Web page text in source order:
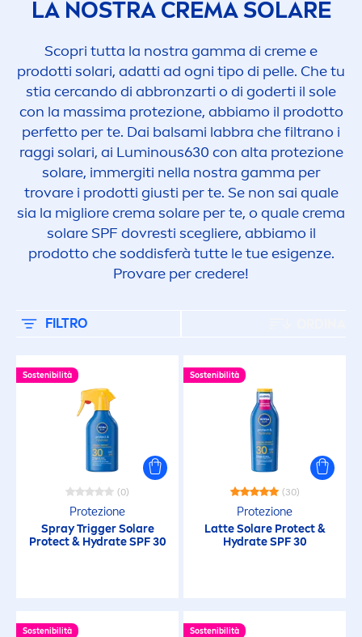
LA NOSTRA CREMA SOLARE
Scopri tutta la nostra gamma di cremee
prodotti solari, adatti ad ogni tipo di pelle. Che tu
stia cercando di abbronzarti o di goderti il sole
con la massima protezione, abbiamo il prodotto
perfetto per te. Dai balsami labbra che filtrano i
raggi solari, ai Luminous630 con alta protezione
solare, immergiti nella nostra gamma per
trovare i prodotti giusti per te. Se non sai quale
sia la migliore crema solare per te, o quale crema
solare SPF dovresti scegliere, abbiamo il
prodotto che soddisferà tutte le tue esigenze.
Provare per credere!
FILTRO
GAMMA DI PRODOTTI
Carotene Bronze
Doposole NIVEA Sun
Kids Sun Protection
Protect & Bronze
Protect & Hydrate
Sensitive Protect
Sun Protection
UV Viso Specialist
NESSUN INGREDIENTE
Octinoxate
Sostenibilità
(0)
Protezione
Spray Trigger Solare
Protect& Hydrate SPF 30
Sostenibilità
(30)
Protezione
Latte Solare Protect&
Hydrate SPF 30
Sostenibilità Sostenibilità